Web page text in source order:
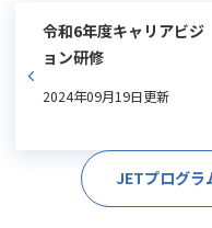
令和6年度キャリアビジ
ョン研修
2024年09月19日更新
JETプログラ